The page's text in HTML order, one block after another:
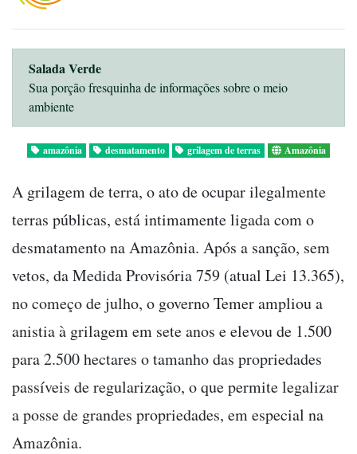
Salada Verde
Sua porção fresquinha de informações sobre o meio
ambiente
amazônia desmatamento grilagem de terras Amazônia
A grilagem de terra, o ato de ocupar ilegalmente
terras públicas, está intimamente ligada com o
desmatamento na Amazônia. Após a sanção, sem
vetos, da Medida Provisória 759 (atual Lei 13.365),
no começo de julho, o governo Temer ampliou a
anistia à grilagem em sete anos e elevou de 1.500
para 2.500 hectares o tamanho das propriedades
passíveis de regularização, o que permite legalizar
a posse de grandes propriedades, em especial na
Amazônia.